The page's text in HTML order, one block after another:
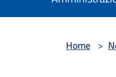
Home >